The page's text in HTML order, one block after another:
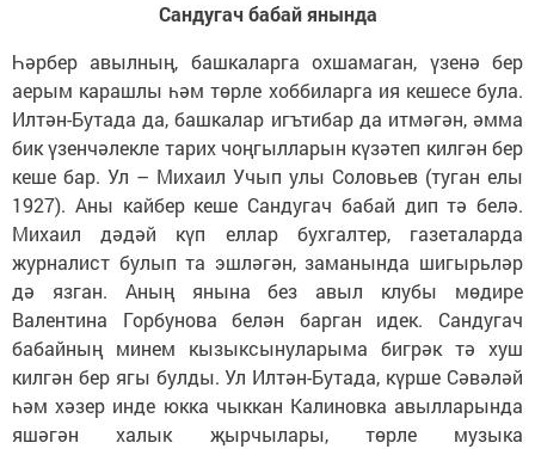
Сандугач бабай янында
Һәрбер авылның, башкаларга охшамаган, үзенә бер
аерым карашлы һәм төрле хоббиларга ия кешесе була.
Илтән-Бутада да, башкалар игътибар да итмәгән, әмма
бик үзенчәлекле тарих чоңгылларын күзәтеп килгән бер
кеше бар. Ул – Михаил Учып улы Соловьев (туган елы
1927). Аны кайбер кеше Сандугач бабай дип тә белә.
Михаил дәдәй күп еллар бухгалтер, газеталарда
журналист булып та эшләгән, заманында шигырьләр
дә язган. Аның янына без авыл клубы мөдире
Валентина Горбунова белән барган идек. Сандугач
бабайның минем кызыксынуларыма бигрәк тә хуш
килгән бер ягы булды. Ул Илтән-Бутада, күрше Сәвәләй
һәм хәзер инде юкка чыккан Калиновка авылларында
яшәгән халык җырчылары, төрле музыка